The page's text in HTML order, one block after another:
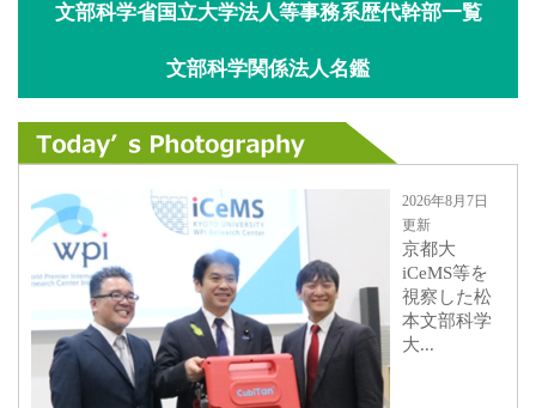
文部科学省国立大学法人等事務系歴代幹部一覧
文部科学関係法人名鑑
2026年8月7日
更新
京都大
iCeMS等を
視察した松
本文部科学
大...